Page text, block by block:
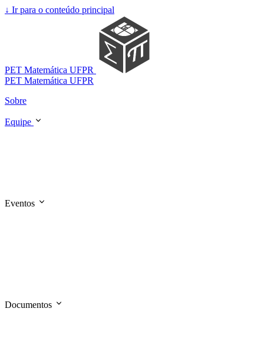
↓ Ir para o conteúdo principal
PET Matemática UFPR
PET Matemática UFPR
Sobre
Equipe
Eventos
Documentos